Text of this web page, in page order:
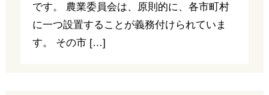
です。 農業委員会は、原則的に、各市町村
に一つ設置することが義務付けられていま
す。 その市 […]